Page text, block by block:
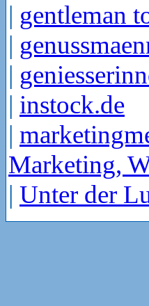
| gentleman
|
|
| instock.de
|
Marketing,
| Unter der